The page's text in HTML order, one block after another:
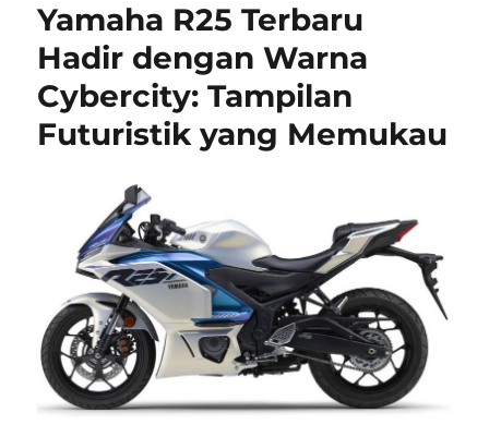
Yamaha R25 Terbaru
Hadir dengan Warna
Cybercity: Tampilan
Futuristik yang Memukau